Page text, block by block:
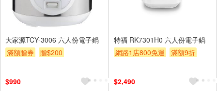
大家源TCY-3006 六人份電子鍋
滿額贈券
贈$200
$990
特福 RK7301H0 六人份電子鍋
網路1店800免運
滿額9折
$2,490